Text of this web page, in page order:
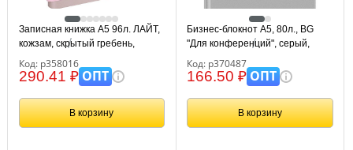
Записная книжка А5 96л. ЛАЙТ,
кожзам, скрытый гребень,
Greenwich Line "Pastel. Pink",
блок в линию
Код: р358016
290.41 ₽ОПТ
В корзину
Бизнес-блокнот А5, 80л., BG
"Для конференций", серый,
глянцевая ламинация
Код: р370487
166.50 ₽ОПТ
В корзину